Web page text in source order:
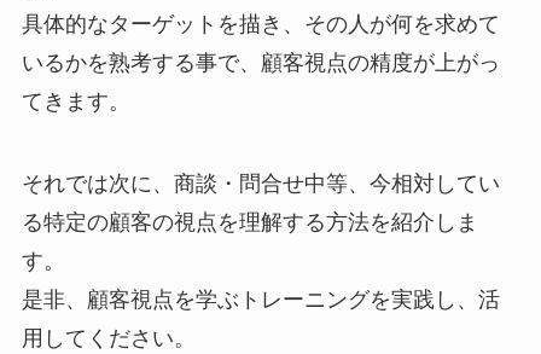
具体的なターゲットを描き、その人が何を求めて
いるかを熟考する事で、顧客視点の精度が上がっ
てきます。
それでは次に、商談・問合せ中等、今相対してい
る特定の顧客の視点を理解する方法を紹介しま
す。
是非、顧客視点を学ぶトレーニングを実践し、活
用してください。